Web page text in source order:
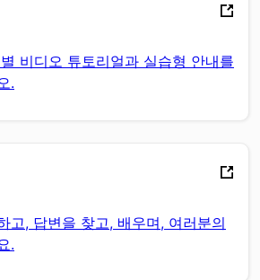
비디오 튜토리얼과 실습형 안내를
.
고, 답변을 찾고, 배우며, 여러분의
.